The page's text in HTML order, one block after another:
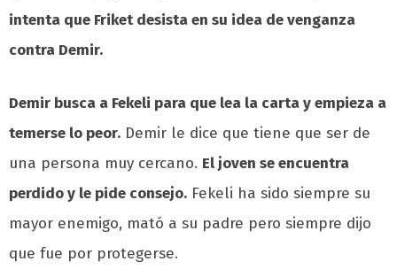
intenta que Friket desista en su idea de venganza
contra Demir.
Demir busca a Fekeli para que lea la carta y empieza a
temerse lo peor. Demir le dice que tiene que ser de
una persona muy cercano. El joven se encuentra
perdido y le pide consejo. Fekeli ha sido siempre su
mayor enemigo, mató a su padre pero siempre dijo
que fue por protegerse.